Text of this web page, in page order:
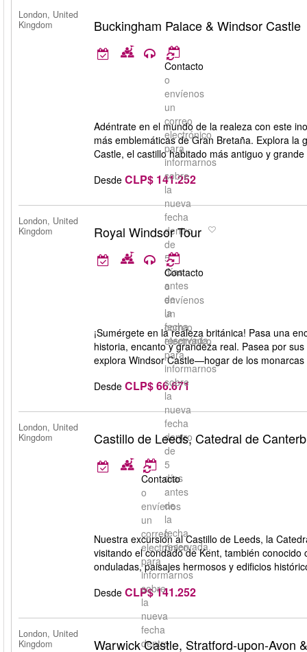
London, United
Kingdom
Buckingham Palace & Windsor Castle
Contacto
o
envíenos
un
correo
electrónico
para
informarnos
sobre
la
nueva
fecha
dentro
de
5
días
antes
de
la
fecha
reservada.
Adéntrate en el mundo de la realeza con este
más emblemáticas de Gran Bretaña. Explora la
Castle, el castillo habitado más antiguo y
Desde CLP$ 141.252
London, United
Kingdom
Royal Windsor Tour
Contacto
o
envíenos
un
correo
electrónico
para
informarnos
sobre
la
nueva
fecha
dentro
de
5
días
antes
de
la
fecha
reservada.
¡Sumérgete en la realeza británica! Pasa una
historia, encanto y grandeza real. Pasea por
explora Windsor Castle—hogar de los
Desde CLP$ 66.671
London, United
Kingdom
Castillo de Leeds, Catedral de
Contacto
o
envíenos
un
correo
electrónico
para
informarnos
sobre
la
nueva
fecha
dentro
Nuestra excursión al Castillo de Leeds, la
visitando el condado de Kent, también
onduladas, paisajes hermosos y edificios
Desde CLP$ 141.252
London, United
Kingdom
Warwick Castle, Stratford-upon-Avon